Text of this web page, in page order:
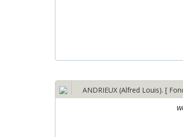
ANDRIEUX (Alfred Louis). [